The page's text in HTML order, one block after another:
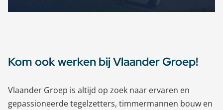
Kom ook werken bij Vlaander Groep!
Vlaander Groep is altijd op zoek naar ervaren en
gepassioneerde tegelzetters, timmermannen bouw en